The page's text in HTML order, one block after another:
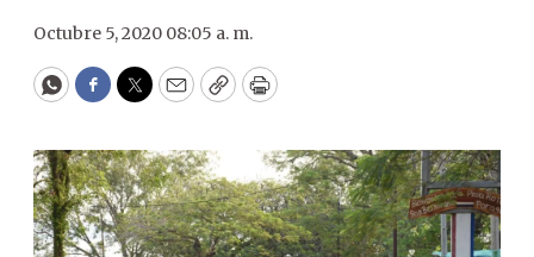
Octubre 5, 2020 08:05 a. m.
WhatsApp
Facebook
Twitter
EmailCopyPrint